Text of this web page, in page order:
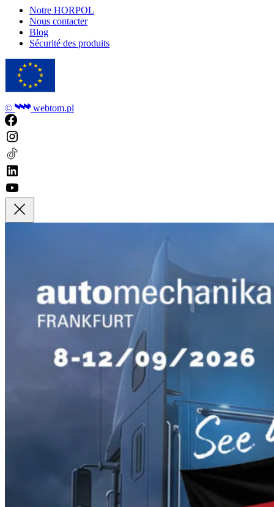
Notre HORPOL
Nous contacter
Blog
Sécurité des produits
© webtom.pl